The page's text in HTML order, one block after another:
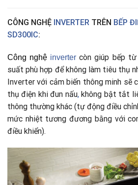
CÔNG NGHỆ INVERTER TRÊN BẾP
SD300IC:
Công nghệ inverter còn giúp bếp từ
suất phù hợp để không làm tiêu thụ
Inverter với cảm biến thông minh sẽ
thụ điện khi đun nấu,không bật tắt
thông thường khác (tự động điều
mức nhiệt tương đương bằng với
điều khiển).